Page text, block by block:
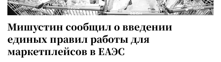
Мишустин сообщил о введении
единых правил работы для
маркетплейсов в ЕАЭС